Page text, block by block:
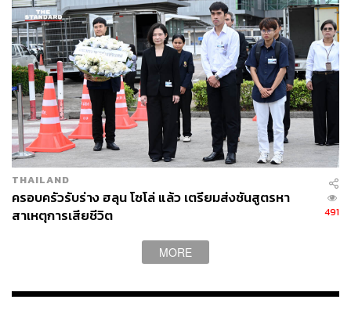
THAILAND
ครอบครัวรับร่าง ฮลุน โซโล่ แล้ว เตรียมส่งชันสูตรหา
สาเหตุการเสียชีวิต
491
MORE